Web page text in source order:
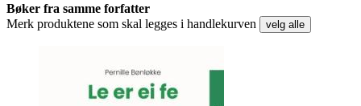
Bøker fra samme forfatter
Merk produktene som skal legges i handlekurven
velg alle